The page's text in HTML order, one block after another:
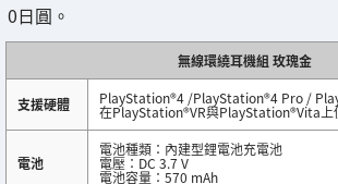
0日圓。
無線環繞耳機組 玫瑰金
支援硬體 PlayStation®4 /PlayStation®4 Pro /
在PlayStation®VR與PlayStation®Vita上
電池
電池種類：內建型鋰電池充電池
電壓：DC 3.7 V
電池容量：570 mAh